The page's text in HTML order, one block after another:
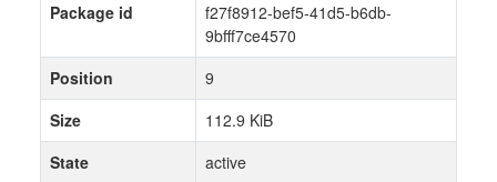
Package id
f27f8912-bef5-41d5-b6db-
9bfff7ce4570
Position
9
Size
112.9 KiB
State
active